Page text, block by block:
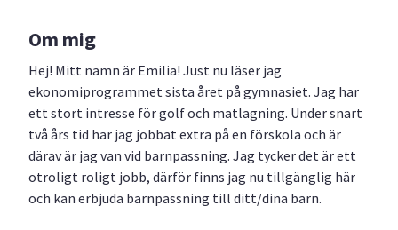
Om mig
Hej! Mitt namn är Emilia! Just nu läser jag
ekonomiprogrammet sista året på gymnasiet. Jag har
ett stort intresse för golf och matlagning. Under snart
två års tid har jag jobbat extra på en förskola och är
därav är jag van vid barnpassning. Jag tycker det är ett
otroligt roligt jobb, därför finns jag nu tillgänglig här
och kan erbjuda barnpassning till ditt/dina barn.